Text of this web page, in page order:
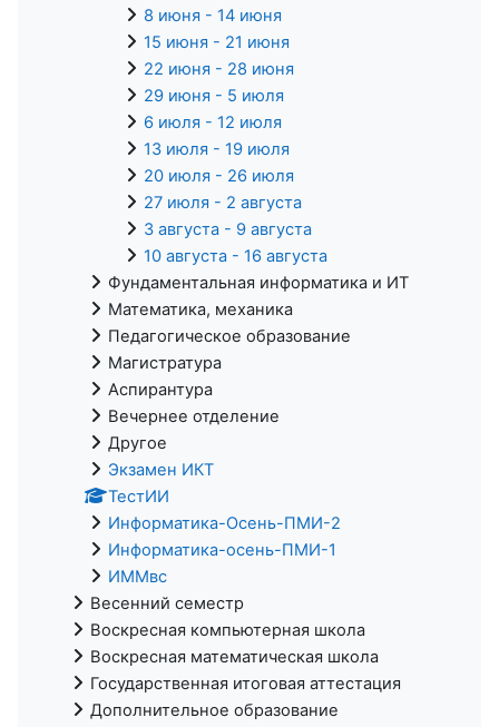
8 июня - 14 июня
15 июня - 21 июня
22 июня - 28 июня
29 июня - 5 июля
6 июля - 12 июля
13 июля - 19 июля
20 июля - 26 июля
27 июля - 2 августа
3 августа - 9 августа
10 августа - 16 августа
Фундаментальная информатика и ИТ
Математика, механика
Педагогическое образование
Магистратура
Аспирантура
Вечернее отделение
Другое
Экзамен ИКТ
ТестИИ
Информатика-Осень-ПМИ-2
Информатика-осень-ПМИ-1
ИММвс
Весенний семестр
Воскресная компьютерная школа
Воскресная математическая школа
Государственная итоговая аттестация
Дополнительное образование